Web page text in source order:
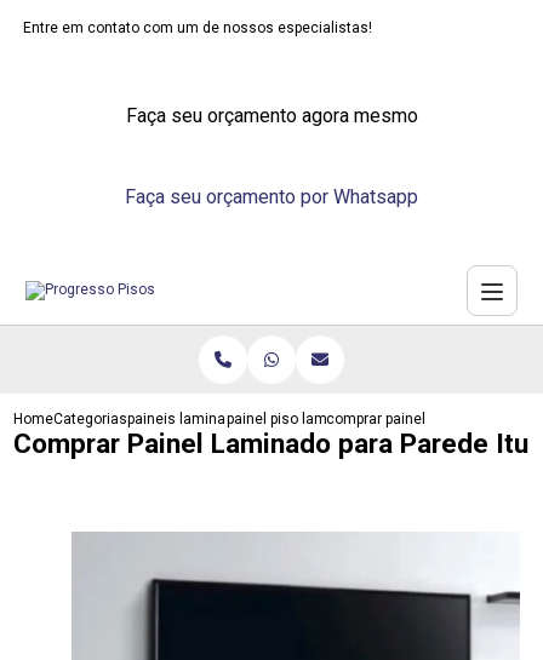
Entre em contato com um de nossos especialistas!
Faça seu orçamento agora mesmo
Faça seu orçamento por Whatsapp
HomeCategoriaspaineis laminadospainel piso laminado paredecomprar painel laminado para
Comprar Painel Laminado para Parede Itu